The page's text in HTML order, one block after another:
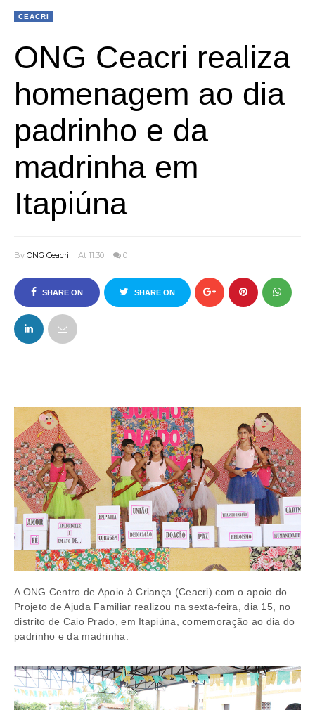
CEACRI
ONG Ceacri realiza
homenagem ao dia
padrinho e da
madrinha em
Itapiúna
By ONG Ceacri At 11:30 0
SHARE ON
FACEBOOK
SHARE ON
A ONG Centro de Apoio à Criança (Ceacri) com o apoio do
Projeto de Ajuda Familiar realizou na sexta-feira, dia 15, no
distrito de Caio Prado, em Itapiúna, comemoração ao dia do
padrinho e da madrinha.